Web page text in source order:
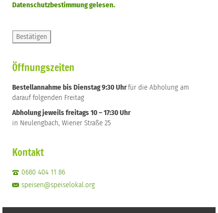
Datenschutzbestimmung gelesen.
Öffnungszeiten
Bestellannahme bis Dienstag 9:30 Uhrfür die Abholung am
darauf folgenden Freitag
Abholung jeweils freitags 10 – 17:30 Uhr
in Neulengbach, Wiener Straße 25
Kontakt
0680 404 11 86
speisen@speiselokal.org